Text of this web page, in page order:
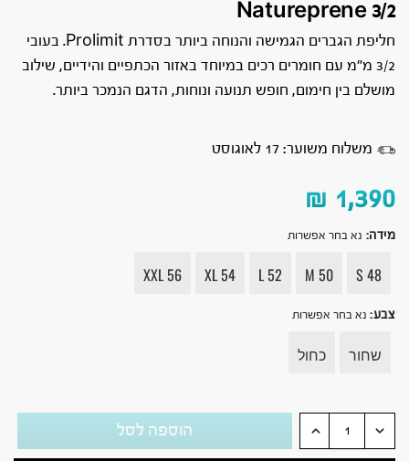
Natureprene 3/2
חליפת הגברים הגמישה והנוחה ביותר בסדרת Prolimit. בעובי
3/2 מ״מ עם חומרים רכים במיוחד באזור הכתפיים והידיים, שילוב
מושלם בין חימום, חופש תנועה ונוחות, הדגם הנמכר ביותר.
משלוח משוער: 17 לאוגוסט
₪ 1,390
מידה: נא בחר אפשרות
S 48
M 50
L 52
XL 54
XXL 56
צבע: נא בחר אפשרות
שחור כחול
הוספה לסל